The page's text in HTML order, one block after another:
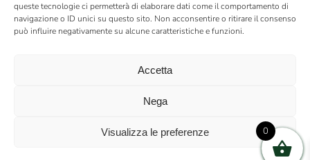
queste tecnologie ci permetterà di elaborare dati come il comportamento di
navigazione o ID unici su questo sito. Non acconsentire o ritirare il consenso
può influire negativamente su alcune caratteristiche e funzioni.
Accetta
Nega
Visualizza le preferenze
AGRICOMs.r.l.
via Montalbano 65 51100 Case Nuove di Masiano (PT) | codice
Int. versato | Repertorio Economico Amministrativo C.C.I.A.A. di
Privacy policy
0